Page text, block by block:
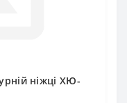
ніжці ХЮ-